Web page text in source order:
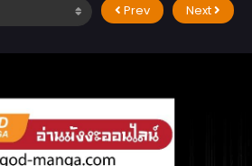
Prev Next